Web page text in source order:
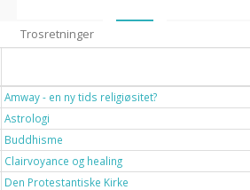
Trosretninger
Amway - en ny tids religiøsitet?
Astrologi
Buddhisme
Clairvoyance og healing
Den Protestantiske Kirke